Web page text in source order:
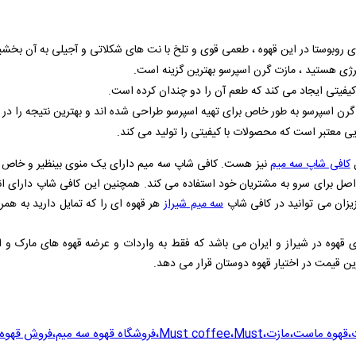
روبوستا در این قهوه ، طعمی قوی و تلخ با نت‌ های شکلاتی و آجیلی به آن
هستید ، مازت گرن اسپرسو بهترین گزینه است.
ایجاد می‌ کند که طعم آن را دو چندان کرده است.
اسپرسو به طور خاص برای تهیه اسپرسو طراحی شده‌ اند و بهترین نتیجه را
معتبر است که محصولات با کیفیتی را تولید می‌ کند.
کافی شاپ سه میمنیز هست. کافی شاپ سه میم دارای یک منوی بینظیر و خاص
برای سرو به مشتریان خود استفاده می کند. همچنین این کافی شاپ دارای
می توانید در کافی شاپ سه میم شیرازهر قهوه ای را که تمایل دارید به
قهوه در شیراز و ایران می باشد که فقط به واردات و عرضه قهوه های مارک
قیمت در اختیار قهوه دوستان قرار می دهد.